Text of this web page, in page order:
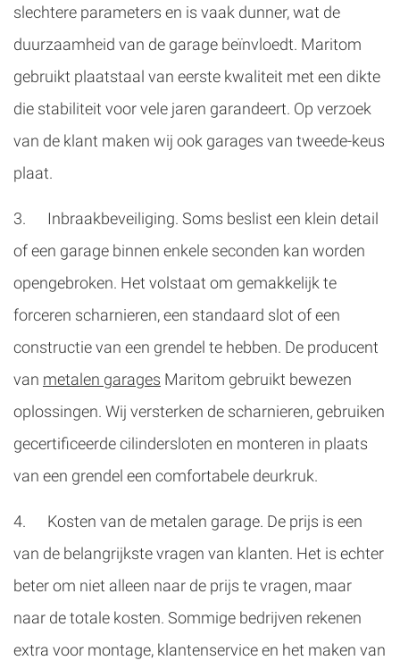
slechtere parameters en is vaak dunner, wat de
duurzaamheid van de garage beïnvloedt. Maritom
gebruikt plaatstaal van eerste kwaliteit met een dikte
die stabiliteit voor vele jaren garandeert. Op verzoek
van de klant maken wij ook garages van tweede-keus
plaat.
3. Inbraakbeveiliging. Soms beslist een klein detail
of een garage binnen enkele seconden kan worden
opengebroken. Het volstaat om gemakkelijk te
forceren scharnieren, een standaard slot of een
constructie van een grendel te hebben. De producent
van metalen garages Maritom gebruikt bewezen
oplossingen. Wij versterken de scharnieren, gebruiken
gecertificeerde cilindersloten en monteren in plaats
van een grendel een comfortabele deurkruk.
4. Kosten van de metalen garage. De prijs is een
van de belangrijkste vragen van klanten. Het is echter
beter om niet alleen naar de prijs te vragen, maar
naar de totale kosten. Sommige bedrijven rekenen
extra voor montage, klantenservice en het maken van